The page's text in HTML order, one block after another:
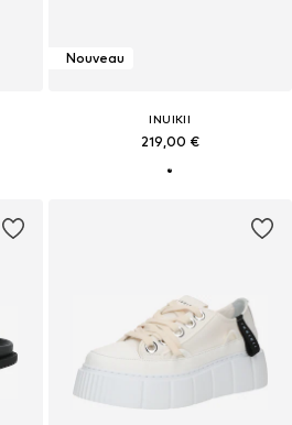
Nouveau
INUIKII
219,00 €